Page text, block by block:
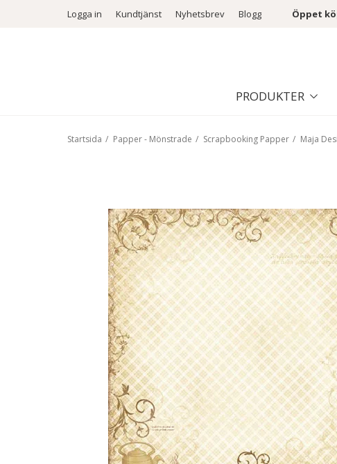
Logga in Kundtjänst Nyhetsbrev Blogg Öppet
PRODUKTER
Startsida / Papper - Mönstrade / Scrapbooking Papper / Maja